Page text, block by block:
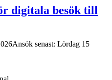
digitala besök till
Ansök senast: Lördag 15